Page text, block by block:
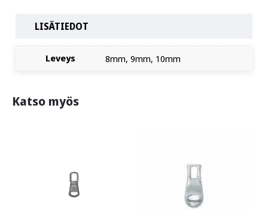
LISÄTIEDOT
Leveys 8mm, 9mm, 10mm
Katso myös